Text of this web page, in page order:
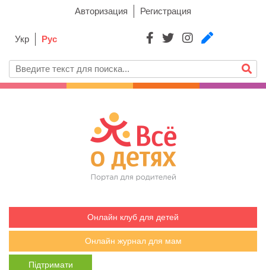
Авторизация Регистрация
Укр Рус
Онлайн клуб для детей
Онлайн журнал для мам
Підтримати